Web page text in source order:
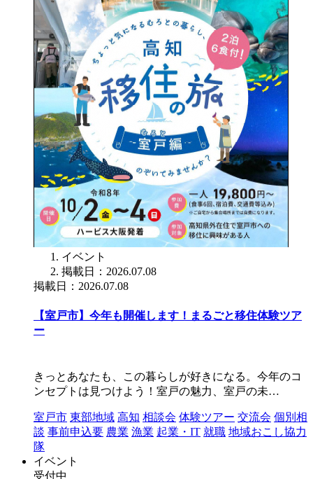
イベント
掲載日：2026.07.08
掲載日：2026.07.08
【室戸市】今年も開催します！まるごと移住体験ツア
ー
きっとあなたも、この暮らしが好きになる。今年のコ
ンセプトは見つけよう！室戸の魅力、室戸の未…
室戸市 東部地域 高知 相談会 体験ツアー 交流会 個別相
談 事前申込要 農業 漁業 起業・IT 就職 地域おこし協力
隊
イベント
受付中